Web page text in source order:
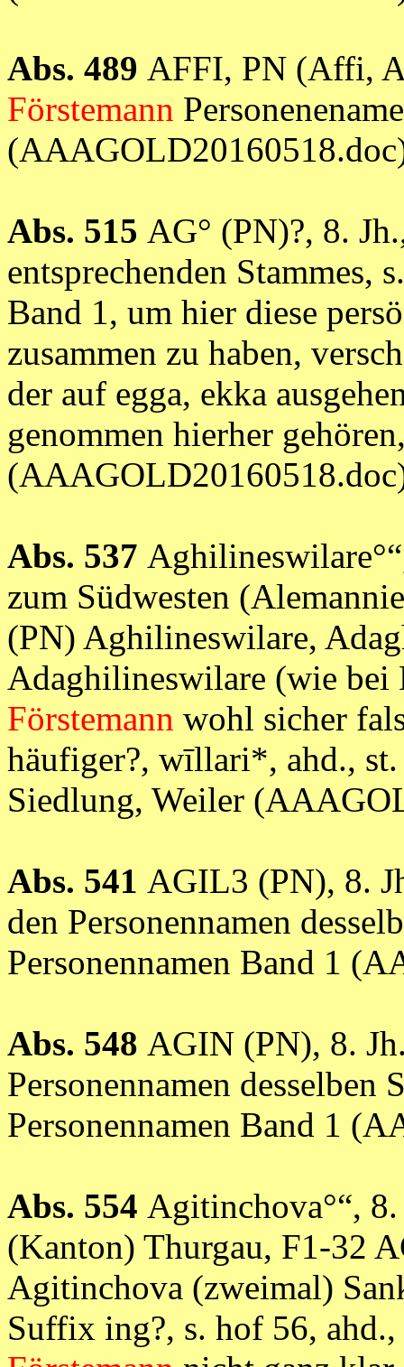
Abs. 489 AFFI, PN (Affi,
Förstemann
Abs. 515 AG° (PN)?, 8.
entsprechenden Stammes,
Band 1, um hier diese
zusammen zu haben,
der auf egga, ekka
genommen hierher
Abs. 537
zum Südwesten
(PN) Aghilineswilare,
Adaghilineswilare (wie bei
Förstemann wohl sicher
häufiger?, wīllari*, ahd.,
Siedlung, Weiler
Abs. 541 AGIL3 (PN), 8.
den Personennamen
Personennamen Band 1
Abs. 548 AGIN (PN), 8.
Personennamen desselben
Personennamen Band 1
Abs. 554 Agitinchova°“,
(Kanton) Thurgau, F1-32
Agitinchova (zweimal)
Suffix ing?, s. hof 56,